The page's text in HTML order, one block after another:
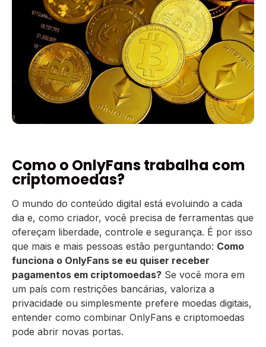
Como o OnlyFans trabalha com
criptomoedas?
O mundo do conteúdo digital está evoluindo a cada
dia e, como criador, você precisa de ferramentas que
ofereçam liberdade, controle e segurança. É por isso
que mais e mais pessoas estão perguntando: Como
funciona o OnlyFans se eu quiser receber
pagamentos em criptomoedas? Se você mora em
um país com restrições bancárias, valoriza a
privacidade ou simplesmente prefere moedas digitais,
entender como combinar OnlyFans e criptomoedas
pode abrir novas portas.